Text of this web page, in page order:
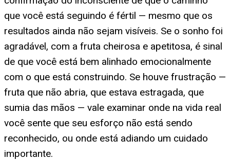
que você está seguindo é fértil — mesmo que os
resultados ainda não sejam visíveis. Se o sonho foi
agradável, com a fruta cheirosa e apetitosa, é sinal
de que você está bem alinhado emocionalmente
com o que está construindo. Se houve frustração —
fruta que não abria, que estava estragada, que
sumia das mãos — vale examinar onde na vida real
você sente que seu esforço não está sendo
reconhecido, ou onde está adiando um cuidado
importante.